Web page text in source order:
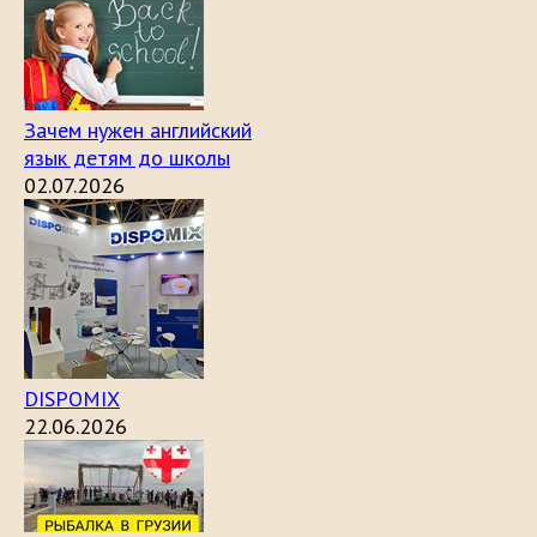
Зачем нужен английский
язык детям до школы
02.07.2026
DISPOMIX
22.06.2026